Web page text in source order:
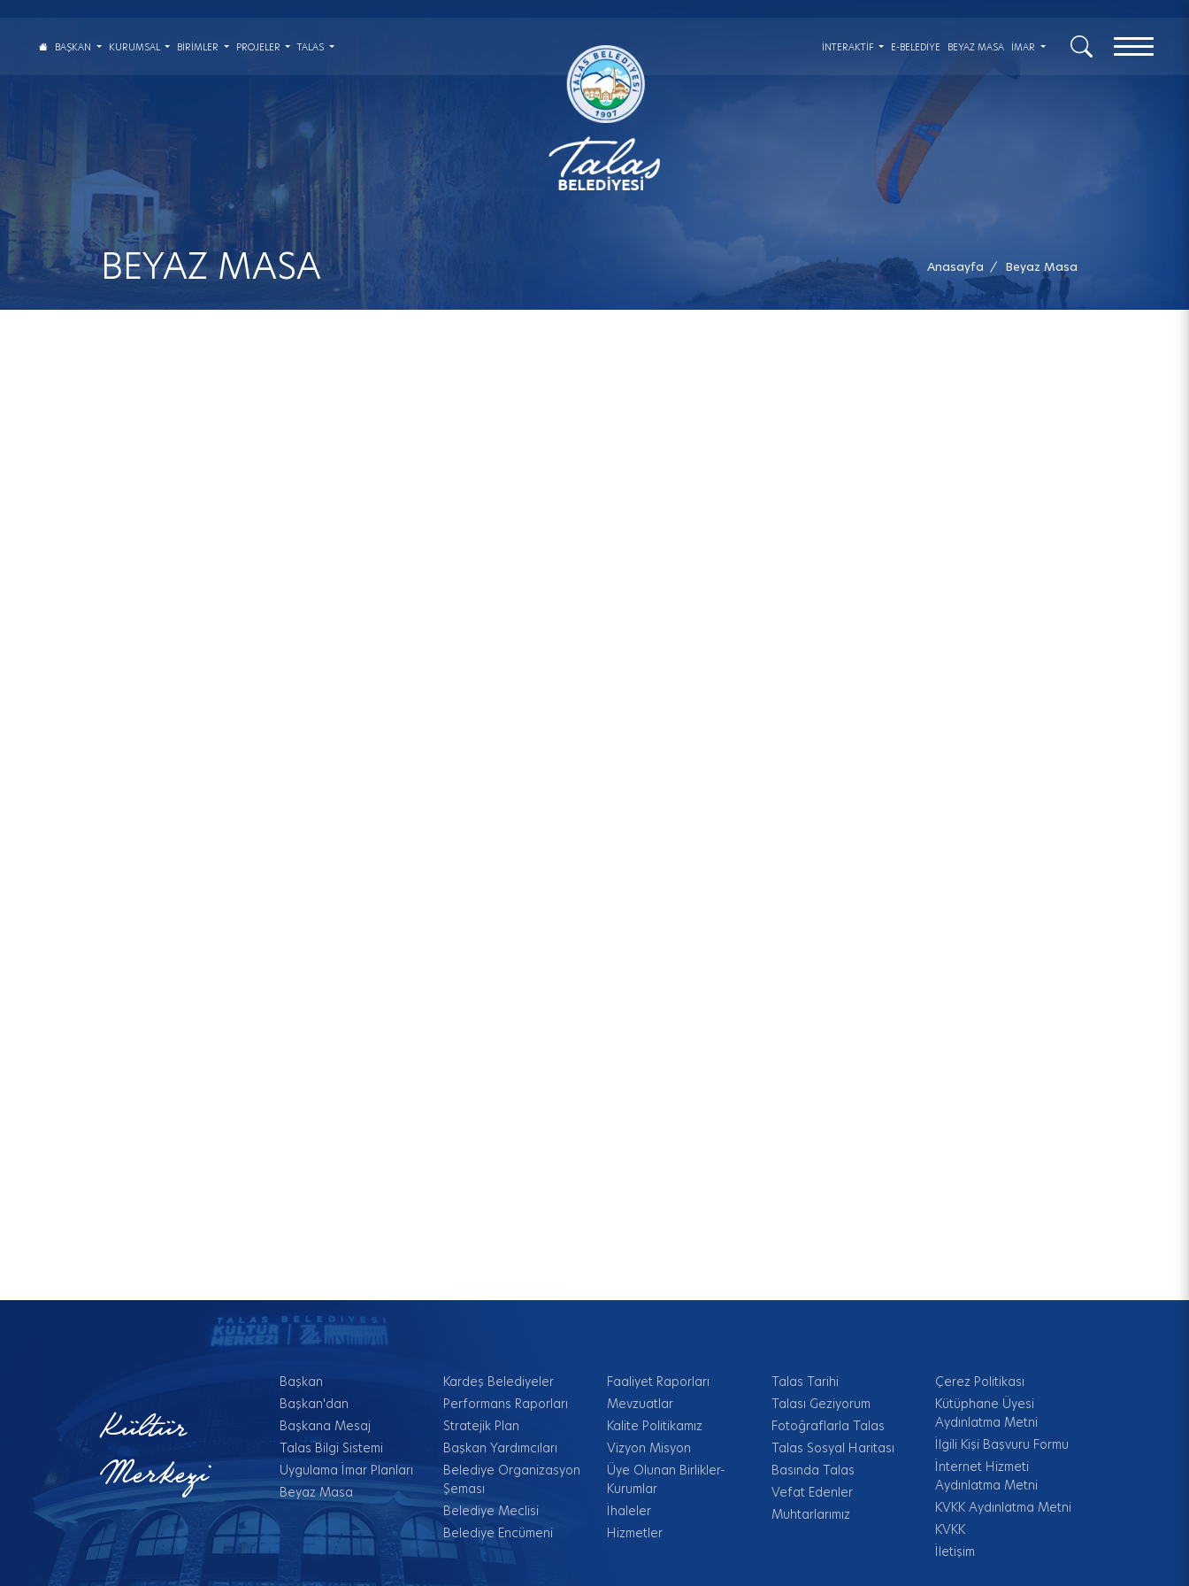
BAŞKAN KURUMSAL BIRIMLER PROJELER TALAS İNTERAKTIF E-BELEDİYE BEYAZ MASA İMAR
BEYAZ MASA Anasayfa / Beyaz Masa
Kültür
Merkezi
Başkan
Başkan'dan
Başkana Mesaj
Talas Bilgi Sistemi
Uygulama İmar Planları
Beyaz Masa
Kardeş Belediyeler
Performans Raporları
Stratejik Plan
Başkan Yardımcıları
Belediye Organizasyon
Şeması
Belediye Meclisi
Belediye Encümeni
Faaliyet Raporları
Mevzuatlar
Kalite Politikamız
Vizyon Misyon
Üye Olunan Birlikler-
Kurumlar
İhaleler
Hizmetler
Talas Tarihi
Talası Geziyorum
Fotoğraflarla Talas
Talas Sosyal Haritası
Basında Talas
Vefat Edenler
Muhtarlarımız
Çerez Politikası
Kütüphane Üyesi
Aydınlatma Metni
İlgili Kişi Başvuru Formu
İnternet Hizmeti
Aydınlatma Metni
KVKK Aydınlatma Metni
KVKK
İletişim